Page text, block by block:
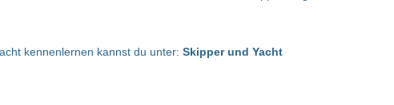
kennenlernen kannst du unter: Skipper und Yacht